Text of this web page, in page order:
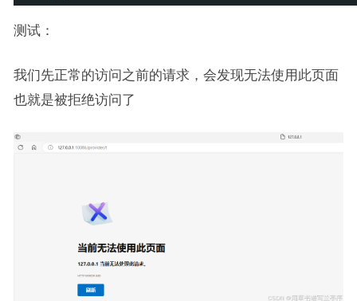
测试：
我们先正常的访问之前的请求，会发现无法使用此页面
也就是被拒绝访问了